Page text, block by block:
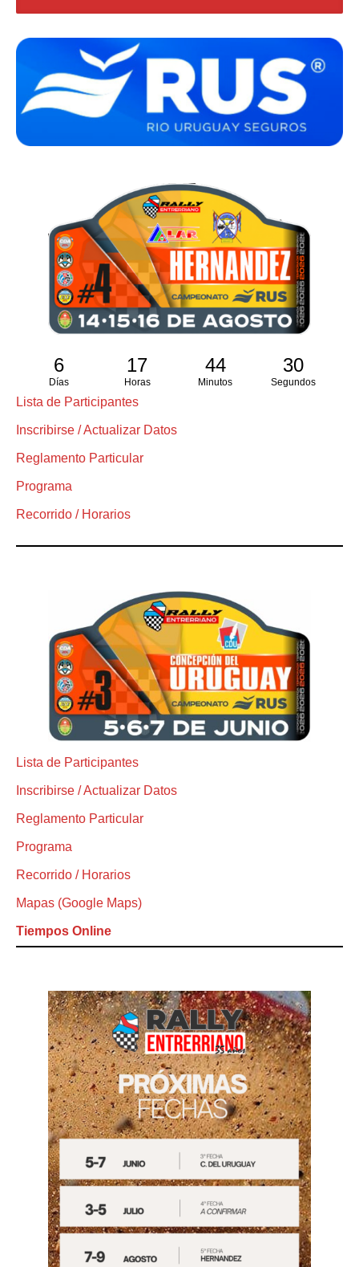
6
Días
17
Horas
44
Minutos
29
Segundos
Lista de Participantes
Inscribirse / Actualizar Datos
Reglamento Particular
Programa
Recorrido / Horarios
Lista de Participantes
Inscribirse / Actualizar Datos
Reglamento Particular
Programa
Recorrido / Horarios
Mapas (Google Maps)
Tiempos Online